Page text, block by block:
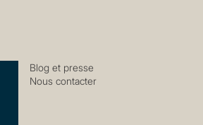
Blog et presse
Nous contacter